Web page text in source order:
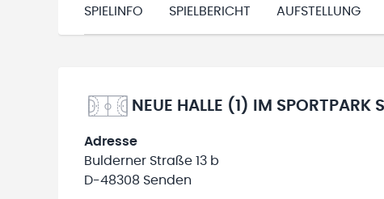
SPIELINFO SPIELBERICHT AUFSTELLUNG
NEUE HALLE (1) IM SPORTPARK
Adresse
Bulderner Straße 13 b
D-48308 Senden